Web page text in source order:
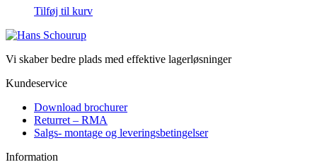
Tilføj til kurv
Vi skaber bedre plads med effektive lagerløsninger
Kundeservice
Download brochurer
Returret – RMA
Salgs- montage og leveringsbetingelser
Information